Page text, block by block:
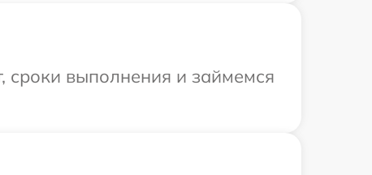
сроки выполнения и займемся